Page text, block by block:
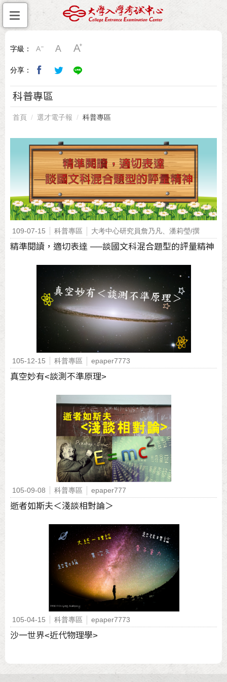
字級：
分享：
科普專區
首頁 選才電子報 科普專區
109-07-15 科普專區 大考中心研究員詹乃凡、潘莉瑩/撰
精準閱讀，適切表達 ──談國文科混合題型的評量精神
105-12-15 科普專區 epaper7773
真空妙有<談測不準原理>
105-09-08 科普專區 epaper777
逝者如斯夫＜淺談相對論＞
105-04-15 科普專區 epaper7773
沙一世界<近代物理學>